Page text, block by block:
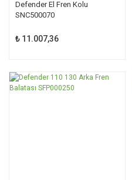
Defender El Fren Kolu
SNC500070
₺ 11.007,36